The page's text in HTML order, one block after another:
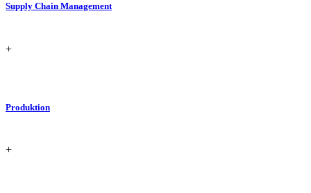
Supply Chain Management
+
Produktion
+